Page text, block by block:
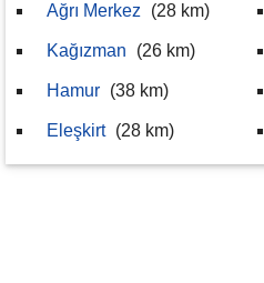
Ağrı Merkez (28 km)
Kağızman (26 km)
Hamur (38 km)
Eleşkirt (28 km)